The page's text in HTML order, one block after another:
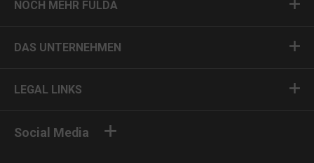
NOCH MEHR FULDA
DAS UNTERNEHMEN
Social Media
LEGAL LINKS